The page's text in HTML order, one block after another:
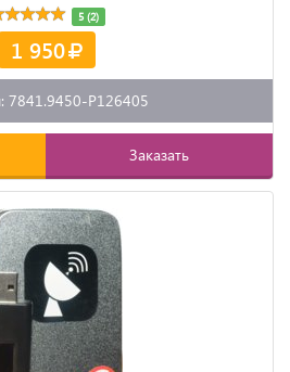
5 (2)
1 950
7841.9450-P126405
Заказать